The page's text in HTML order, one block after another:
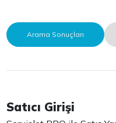
Arama Sonuçları
Satıcı Girişi